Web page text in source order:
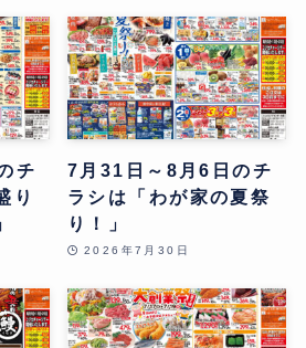
チ
り
7月31日～8月6日のチ
ラシは「わが家の夏祭
り！」
2026年7月30日